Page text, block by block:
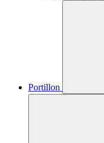
Portillon